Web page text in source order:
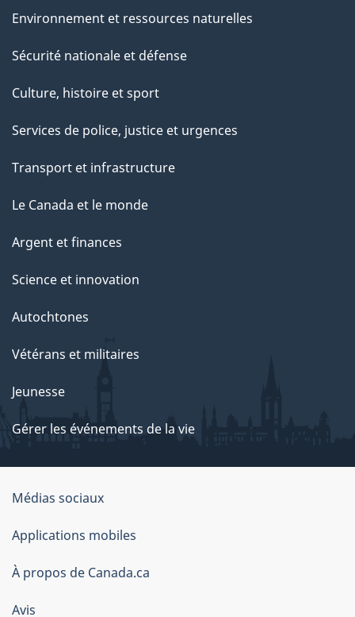
Environnement et ressources naturelles
Sécurité nationale et défense
Culture, histoire et sport
Services de police, justice et urgences
Transport et infrastructure
Le Canada et le monde
Argent et finances
Science et innovation
Autochtones
Vétérans et militaires
Jeunesse
Gérer les événements de la vie
Organisation
du
gouvernement
du
Canada
Médias sociaux
Applications mobiles
À propos de Canada.ca
Avis